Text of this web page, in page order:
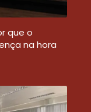
que o
na hora